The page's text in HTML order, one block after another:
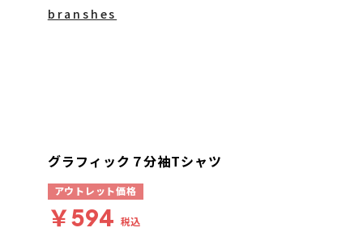
branshes
グラフィック７分袖Tシャツ
アウトレット価格
￥594 税込